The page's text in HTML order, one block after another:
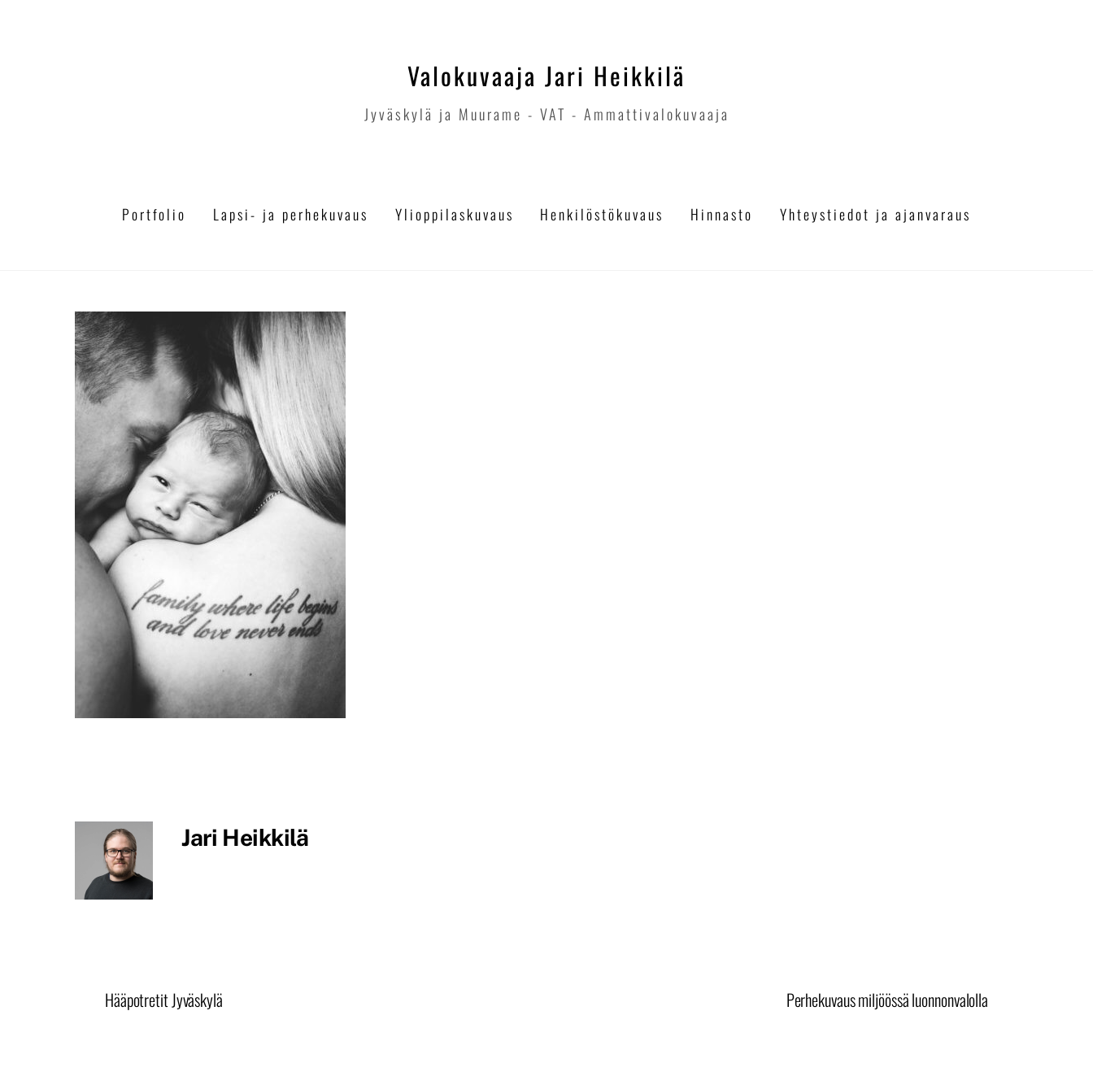
Valokuvaaja Jari Heikkilä
Jyväskylä ja Muurame - VAT - Ammattivalokuvaaja
Portfolio Lapsi- ja perhekuvaus Ylioppilaskuvaus Henkilöstökuvaus Hinnasto Yhteystiedot ja ajanvaraus
Jari Heikkilä
Hääpotretit Jyväskylä Perhekuvaus miljöössä luonnonvalolla